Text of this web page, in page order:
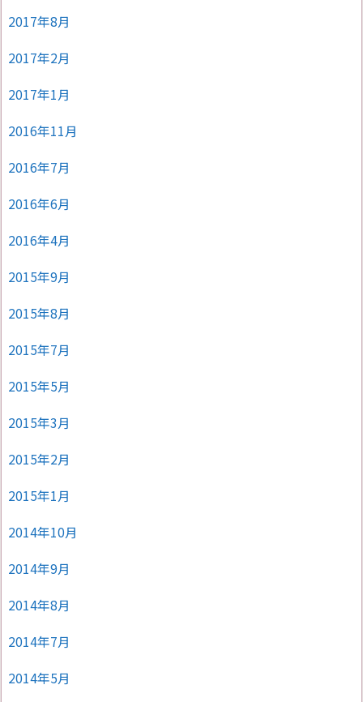
2017年8月
2017年2月
2017年1月
2016年11月
2016年7月
2016年6月
2016年4月
2015年9月
2015年8月
2015年7月
2015年5月
2015年3月
2015年2月
2015年1月
2014年10月
2014年9月
2014年8月
2014年7月
2014年5月